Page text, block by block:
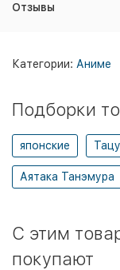
Отзывы
Категории: Аниме
Подборки
японские
Аятака Танэмура
C этим
покупают